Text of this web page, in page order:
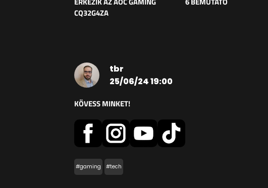
CQ32G4ZA
tbr
25/06/24 19:00
KÖVESS MINKET!
#gaming #tech